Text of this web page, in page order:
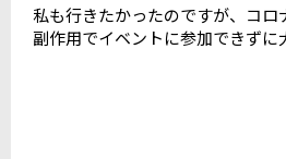
私も行きたかったのですが、コロ
副作用でイベントに参加できずに